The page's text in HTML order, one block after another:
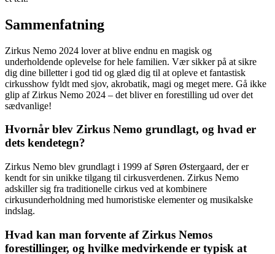
Sammenfatning
Zirkus Nemo 2024 lover at blive endnu en magisk og
underholdende oplevelse for hele familien. Vær sikker på at sikre
dig dine billetter i god tid og glæd dig til at opleve et fantastisk
cirkusshow fyldt med sjov, akrobatik, magi og meget mere. Gå ikke
glip af Zirkus Nemo 2024 – det bliver en forestilling ud over det
sædvanlige!
Hvornår blev Zirkus Nemo grundlagt, og hvad er
dets kendetegn?
Zirkus Nemo blev grundlagt i 1999 af Søren Østergaard, der er
kendt for sin unikke tilgang til cirkusverdenen. Zirkus Nemo
adskiller sig fra traditionelle cirkus ved at kombinere
cirkusunderholdning med humoristiske elementer og musikalske
indslag.
Hvad kan man forvente af Zirkus Nemos
forestillinger, og hvilke medvirkende er typisk at